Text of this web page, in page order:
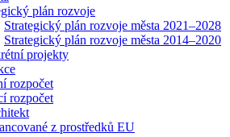
plán rozvoje
Strategický plán rozvoje města 2021–2028
Strategický plán rozvoje města 2014–2020
projekty
rozpočet
rozpočet
z prostředků EU